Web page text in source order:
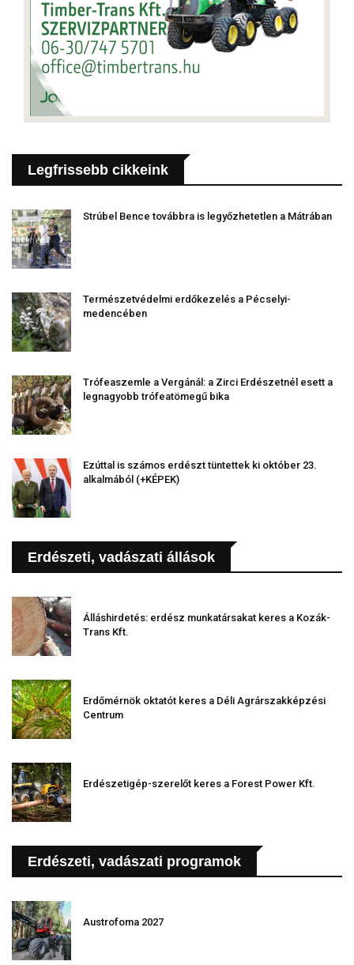
Legfrissebb cikkeink
Strúbel Bence továbbra is legyőzhetetlen a Mátrában
Természetvédelmi erdőkezelés a Pécselyi-
medencében
Trófeaszemle a Vergánál: a Zirci Erdészetnél esett a
legnagyobb trófeatömegű bika
Ezúttal is számos erdészt tüntettek ki október 23.
alkalmából (+KÉPEK)
Erdészeti, vadászati állások
Álláshirdetés: erdész munkatársakat keres a Kozák-
Trans Kft.
Erdőmérnök oktatót keres a Déli Agrárszakképzési
Centrum
Erdészetigép-szerelőt keres a Forest Power Kft.
Erdészeti, vadászati programok
Austrofoma 2027